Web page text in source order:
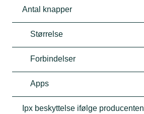
Antal knapper
Størrelse
Forbindelser
Apps
Ipx beskyttelse ifølge producenten